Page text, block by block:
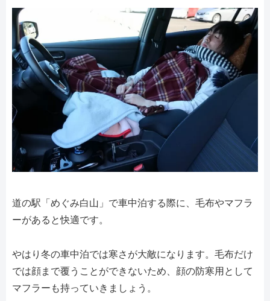
道の駅「めぐみ白山」で車中泊する際に、毛布やマフラ
ーがあると快適です。
やはり冬の車中泊では寒さが大敵になります。毛布だけ
では顔まで覆うことができないため、顔の防寒用として
マフラーも持っていきましょう。